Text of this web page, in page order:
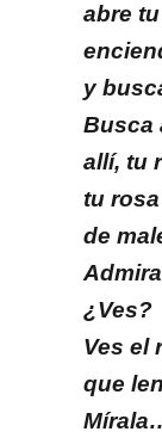
abre
y
Busca
allí, tu
tu
de
¿Ves?
Ves el
que